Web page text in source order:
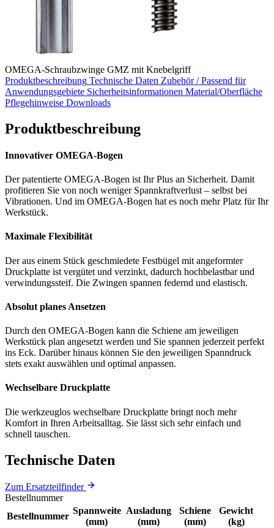
OMEGA-Schraubzwinge GMZ mit Knebelgriff
Produktbeschreibung Technische Daten Zubehör / Passend für
Anwendungsgebiete Sicherheitsinformationen Material/Oberfläche
Pflegehinweise Downloads
Produktbeschreibung
Innovativer OMEGA‐Bogen
Der patentierte OMEGA‐Bogen ist Ihr Plus an Sicherheit. Damit
profitieren Sie von noch weniger Spannkraftverlust – selbst bei
Vibrationen. Und im OMEGA‐Bogen hat es noch mehr Platz für Ihr
Werkstück.
Maximale Flexibilität
Der aus einem Stück geschmiedete Festbügel mit angeformter
Druckplatte ist vergütet und verzinkt, dadurch hochbelastbar und
verwindungssteif. Die Zwingen spannen federnd und elastisch.
Absolut planes Ansetzen
Durch den OMEGA‐Bogen kann die Schiene am jeweiligen
Werkstück plan angesetzt werden und Sie spannen jederzeit perfekt
ins Eck. Darüber hinaus können Sie den jeweiligen Spanndruck
stets exakt auswählen und optimal anpassen.
Wechselbare Druckplatte
Die werkzeuglos wechselbare Druckplatte bringt noch mehr
Komfort in Ihren Arbeitsalltag. Sie lässt sich sehr einfach und
schnell tauschen.
Technische Daten
Zum Ersatzteilfinder
Bestellnummer
Bestellnummer
Spannweite
(mm)
Ausladung
(mm)
Schiene
(mm)
Gewicht
(kg)